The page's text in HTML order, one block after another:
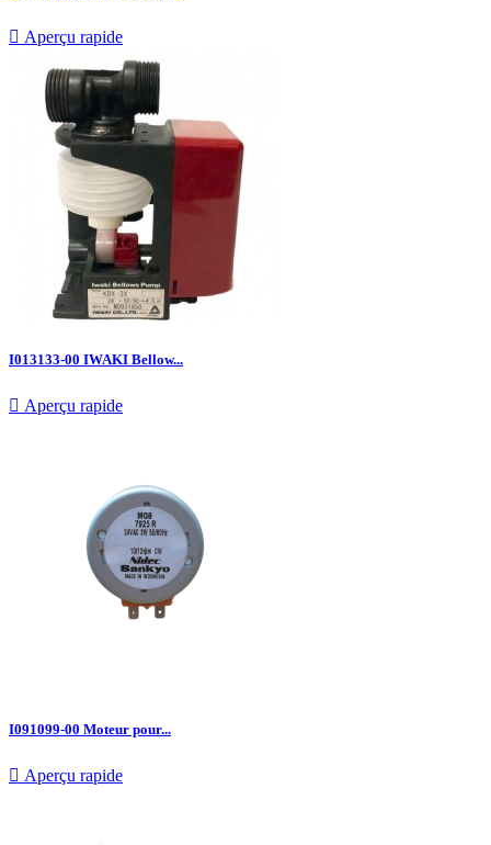
 Aperçu rapide
I013133-00 IWAKI Bellow...
 Aperçu rapide
I091099-00 Moteur pour...
 Aperçu rapide